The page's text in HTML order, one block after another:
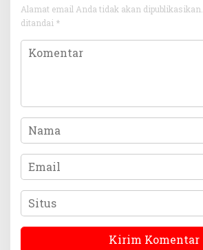
Alamat email Anda tidak akan dipublikasikan.
ditandai *